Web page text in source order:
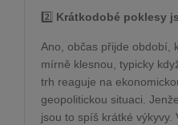
2️ Krátkodobé poklesy
Ano, občas přijde období,
mírně klesnou, typicky
trh reaguje na
geopolitickou situaci.
jsou to spíš krátké výkyvy.